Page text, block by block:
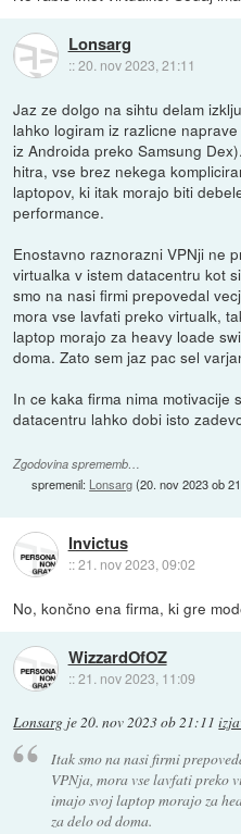
Lonsarg
::20. nov 2023, 21:11
Jaz ze dolgo na sihtu delam
lahko logiram iz razlicne
iz Androida preko Samsung
hitra, vse brez nekega
laptopov, ki itak morajo biti
performance.
Enostavno raznorazni VPNji ne
virtualka v istem datacentru kot
smo na nasi firmi prepovedal
mora vse lavfati preko virtualk,
laptop morajo za heavy loade
doma. Zato sem jaz pac sel
In ce kaka firma nima motivacije
datacentru lahko dobi isto
Zgodovina sprememb…
spremenil: Lonsarg(20. nov 2023 ob
Invictus
::21. nov 2023, 09:02
No, končno ena firma, ki gre
WizzardOfOZ
::21. nov 2023, 11:09
Lonsarg je20. nov 2023 ob 21:11
Itak smo na nasi firmi
VPNja, mora vse lavfati preko
imajo svoj laptop morajo za
za delo od doma.